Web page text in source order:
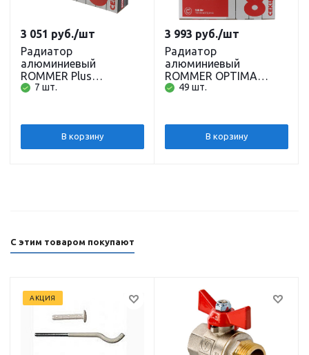
Радиатор
алюминиевый
ROMMER Plus
200/100/6
7 шт.
3 051 руб./шт
В корзину
Радиатор
алюминиевый
ROMMER OPTIMA
500/80/8
49 шт.
3 993 руб./шт
В корзину
С этим товаром покупают
АКЦИЯ